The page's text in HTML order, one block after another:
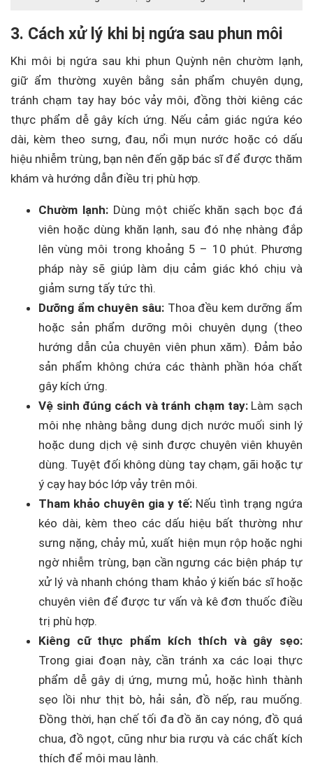
3. Cách xử lý khi bị ngứa sau phun môi
Khi môi bị ngứa sau khi phun Quỳnh nên chườm lạnh,
giữ ẩm thường xuyên bằng sản phẩm chuyên dụng,
tránh chạm tay hay bóc vảy môi, đồng thời kiêng các
thực phẩm dễ gây kích ứng. Nếu cảm giác ngứa kéo
dài, kèm theo sưng, đau, nổi mụn nước hoặc có dấu
hiệu nhiễm trùng, bạn nên đến gặp bác sĩ để được thăm
khám và hướng dẫn điều trị phù hợp.
Chườm lạnh:Dùng một chiếc khăn sạch bọc đá
viên hoặc dùng khăn lạnh, sau đó nhẹ nhàng đắp
lên vùng môi trong khoảng 5 – 10 phút. Phương
pháp này sẽ giúp làm dịu cảm giác khó chịu và
giảm sưng tấy tức thì.
Dưỡng ẩm chuyên sâu:Thoa đều kem dưỡng ẩm
hoặc sản phẩm dưỡng môi chuyên dụng (theo
hướng dẫn của chuyên viên phun xăm). Đảm bảo
sản phẩm không chứa các thành phần hóa chất
gây kích ứng.
Vệ sinh đúng cách và tránh chạm tay:Làm sạch
môi nhẹ nhàng bằng dung dịch nước muối sinh lý
hoặc dung dịch vệ sinh được chuyên viên khuyên
dùng. Tuyệt đối không dùng tay chạm, gãi hoặc tự
ý cạy hay bóc lớp vảy trên môi.
Tham khảo chuyên gia y tế: Nếu tình trạng ngứa
kéo dài, kèm theo các dấu hiệu bất thường như
sưng nặng, chảy mủ, xuất hiện mụn rộp hoặc nghi
ngờ nhiễm trùng, bạn cần ngưng các biện pháp tự
xử lý và nhanh chóng tham khảo ý kiến bác sĩ hoặc
chuyên viên để được tư vấn và kê đơn thuốc điều
trị phù hợp.
Kiêng cữ thực phẩm kích thích và gây sẹo:
Trong giai đoạn này, cần tránh xa các loại thực
phẩm dễ gây dị ứng, mưng mủ, hoặc hình thành
sẹo lồi như thịt bò, hải sản, đồ nếp, rau muống.
Đồng thời, hạn chế tối đa đồ ăn cay nóng, đồ quá
chua, đồ ngọt, cũng như bia rượu và các chất kích
thích để môi mau lành.